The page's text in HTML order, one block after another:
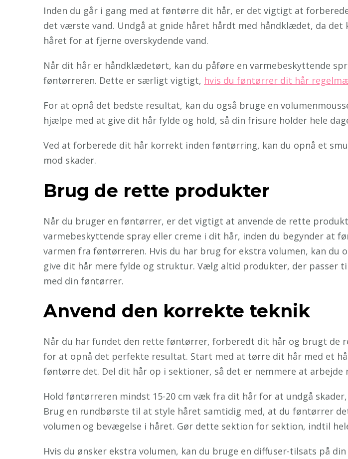
Inden du går i gang med at føntørre dit hår, er det vigtigt at
det værste vand. Undgå at gnide håret hårdt med håndklædet, da
håret for at fjerne overskydende vand.
Når dit hår er håndklædetørt, kan du påføre en varmebeskyttende
føntørreren. Dette er særligt vigtigt, hvis du føntørrer dit hår
For at opnå det bedste resultat, kan du også bruge en
hjælpe med at give dit hår fylde og hold, så din frisure holder hele
Ved at forberede dit hår korrekt inden føntørring, kan du opnå et
mod skader.
Brug de rette produkter
Når du bruger en føntørrer, er det vigtigt at anvende de rette
varmebeskyttende spray eller creme i dit hår, inden du begynder at
varmen fra føntørreren. Hvis du har brug for ekstra volumen, kan du
give dit hår mere fylde og struktur. Vælg altid produkter, der passer
med din føntørrer.
Anvend den korrekte teknik
Når du har fundet den rette føntørrer, forberedt dit hår og brugt
for at opnå det perfekte resultat. Start med at tørre dit hår med et
føntørre det. Del dit hår op i sektioner, så det er nemmere at
Hold føntørreren mindst 15-20 cm væk fra dit hår for at undgå
Brug en rundbørste til at style håret samtidig med, at du føntørrer
volumen og bevægelse i håret. Gør dette sektion for sektion, indtil
Hvis du ønsker ekstra volumen, kan du bruge en diffuser-tilsats på